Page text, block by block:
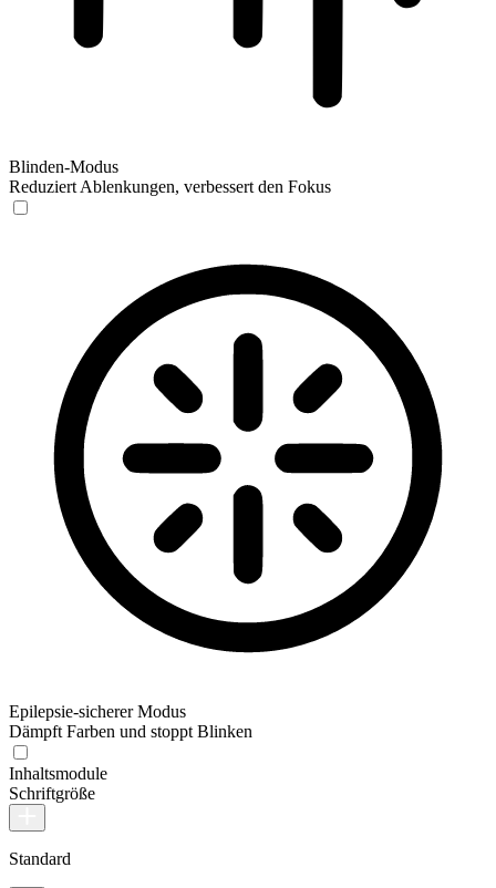
Blinden-Modus
Reduziert Ablenkungen, verbessert den Fokus
Epilepsie-sicherer Modus
Dämpft Farben und stoppt Blinken
Inhaltsmodule
Schriftgröße
Standard